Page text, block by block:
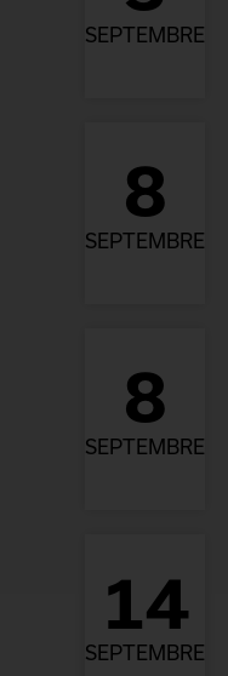
SEPTEMBRE
8
SEPTEMBRE
8
SEPTEMBRE
14
SEPTEMBRE